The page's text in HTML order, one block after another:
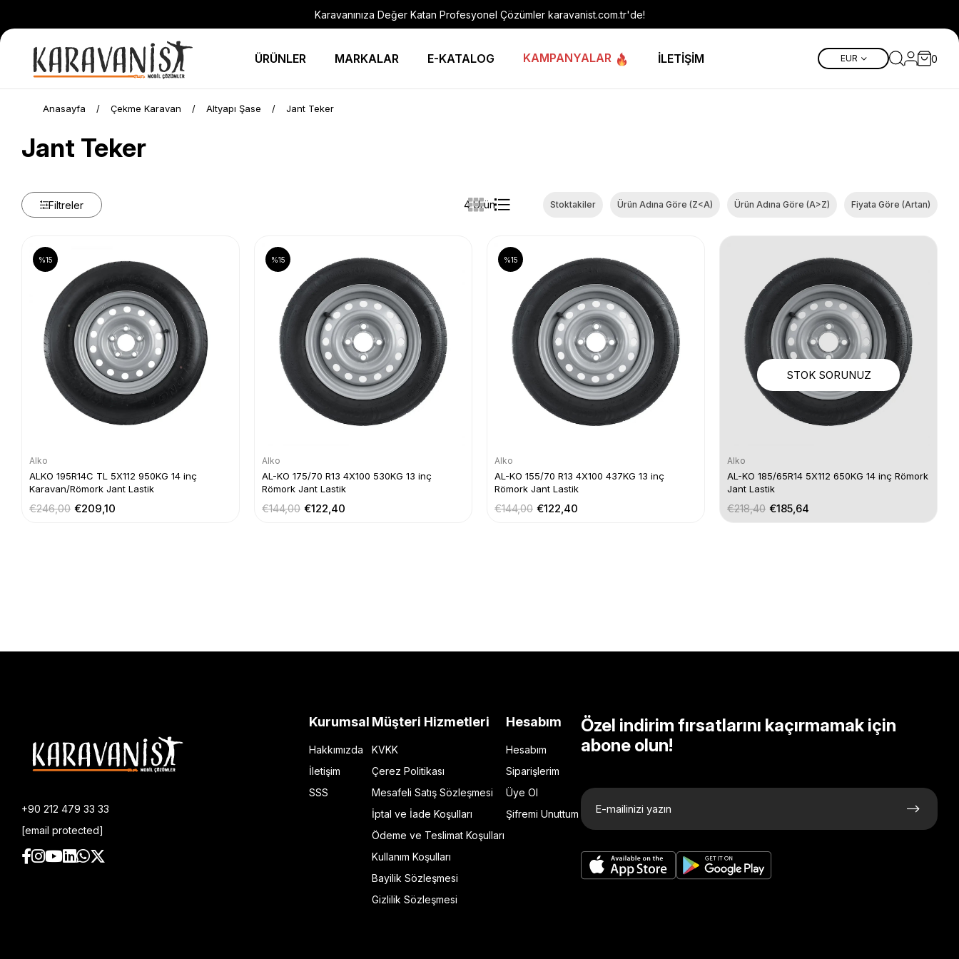
Karavanınıza Değer Katan Profesyonel Çözümler karavanist.com.tr'de!
ÜRÜNLER MARKALAR E-KATALOG KAMPANYALAR İLETİŞİM EUR 0
Anasayfa Çekme Karavan Altyapı Şase Jant Teker
Jant Teker
Fiyata Göre (Artan)
Ürün Adına Göre (A>Z)
Ürün Adına Göre (Z<A)
Stoktakiler
4 Ürün
Filtreler
Alko
ALKO 195R14C TL 5X112 950KG 14 inç
Karavan/Römork Jant Lastik
€209,10
€246,00
%15
Alko
AL-KO 175/70 R13 4X100 530KG 13 inç
Römork Jant Lastik
€122,40
€144,00
%15
Alko
AL-KO 155/70 R13 4X100 437KG 13 inç
Römork Jant Lastik
€122,40
€144,00
%15
STOK SORUNUZ
Alko
AL-KO 185/65R14 5X112 650KG 14 inç Römork
Jant Lastik
€185,64
€218,40
+90 212 479 33 33
[email protected]
Kurumsal
Hakkımızda
İletişim
SSS
Müşteri Hizmetleri
KVKK
Çerez Politikası
Mesafeli Satış Sözleşmesi
İptal ve İade Koşulları
Ödeme ve Teslimat Koşulları
Kullanım Koşulları
Bayilik Sözleşmesi
Gizlilik Sözleşmesi
Hesabım
Hesabım
Siparişlerim
Üye Ol
Şifremi Unuttum
Özel indirim fırsatlarını kaçırmamak için
abone olun!